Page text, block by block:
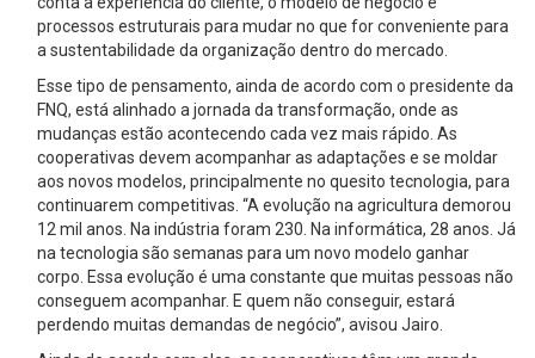
processos estruturais para mudar no que for conveniente para
a sustentabilidade da organização dentro do mercado.
Esse tipo de pensamento, ainda de acordo com o presidente da
FNQ, está alinhado a jornada da transformação, onde as
mudanças estão acontecendo cada vez mais rápido. As
cooperativas devem acompanhar as adaptações e se moldar
aos novos modelos, principalmente no quesito tecnologia, para
continuarem competitivas. “A evolução na agricultura demorou
12 mil anos. Na indústria foram 230. Na informática, 28 anos. Já
na tecnologia são semanas para um novo modelo ganhar
corpo. Essa evolução é uma constante que muitas pessoas não
conseguem acompanhar. E quem não conseguir, estará
perdendo muitas demandas de negócio”, avisou Jairo.